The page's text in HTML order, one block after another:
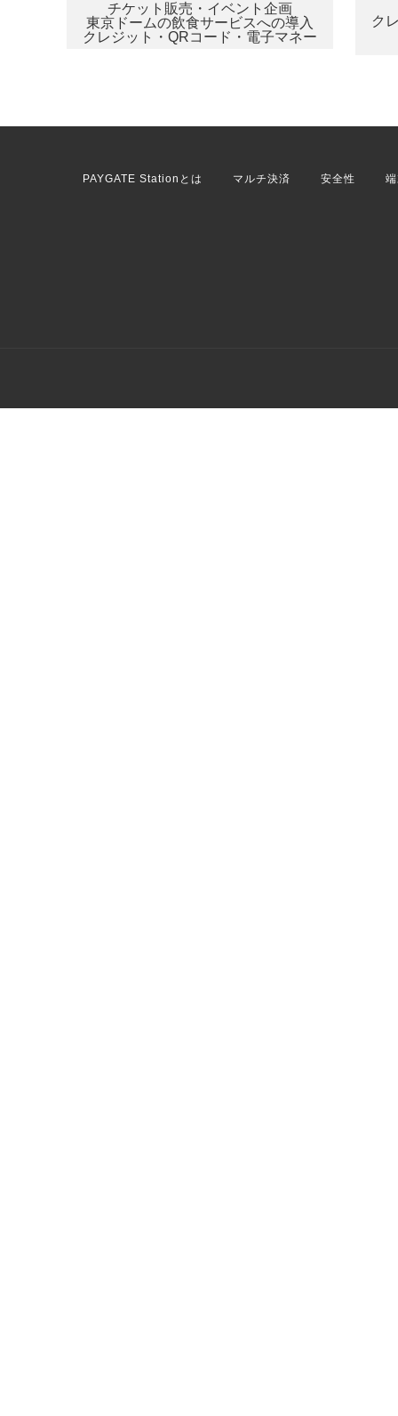
チケット販売・イベント企画
東京ドームの飲食サービスへの導入
クレジット・QRコード・電子マネー
ク
PAYGATE Stationとは マルチ決済 安全性